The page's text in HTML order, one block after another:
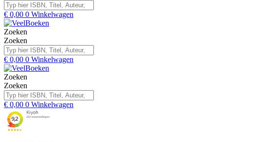
€ 0,00 0 Winkelwagen
Zoeken
Zoeken
€ 0,00 0 Winkelwagen
Zoeken
Zoeken
€ 0,00 0 Winkelwagen